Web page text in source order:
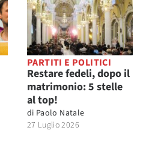
PARTITI E POLITICI
Restare fedeli, dopo il
matrimonio: 5 stelle
al top!
di Paolo Natale
27 Luglio 2026